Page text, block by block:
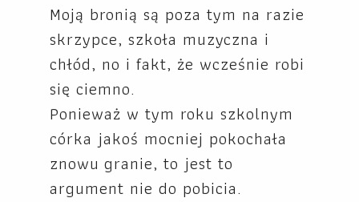
Moją bronią są poza tym na razie
skrzypce, szkoła muzyczna i
chłód, no i fakt, że wcześnie robi
się ciemno.
Ponieważ w tym roku szkolnym
córka jakoś mocniej pokochała
znowu granie, to jest to
argument nie do pobicia.